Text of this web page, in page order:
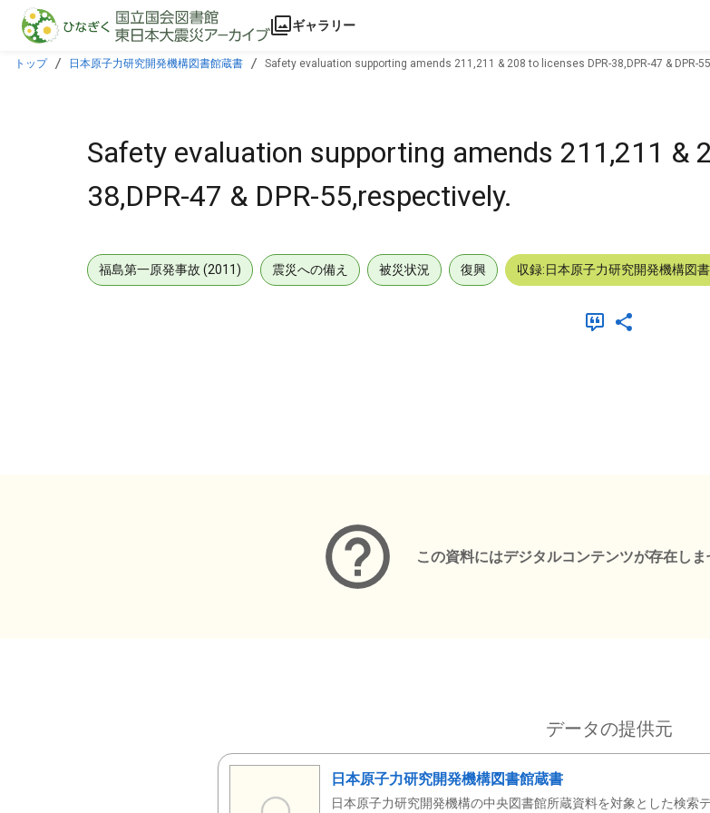
本文に飛ぶ
ギャラリー
トップ 日本原子力研究開発機構図書館蔵書 Safety evaluation supporting amends 211,211 & 208 to licenses DPR-38,DPR-47 & DPR-
Safety evaluation supporting amends 211,211 &
38,DPR-47 & DPR-55,respectively.
福島第一原発事故 (2011) 震災への備え 被災状況 復興 収録:日本原子力研究開発機構図
この資料にはデジタルコンテンツが存在しま
データの提供元
日本原子力研究開発機構図書館蔵書
日本原子力研究開発機構の中央図書館所蔵資料を対象とした検索